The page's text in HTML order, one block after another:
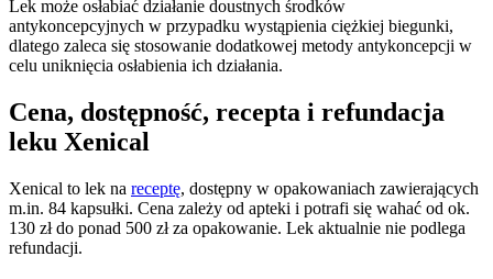
Lek może osłabiać działanie doustnych środków
antykoncepcyjnych w przypadku wystąpienia ciężkiej biegunki,
dlatego zaleca się stosowanie dodatkowej metody antykoncepcji w
celu uniknięcia osłabienia ich działania.
Cena, dostępność, recepta i refundacja
leku Xenical
Xenical to lek na receptę, dostępny w opakowaniach zawierających
m.in. 84 kapsułki. Cena zależy od apteki i potrafi się wahać od ok.
130 zł do ponad 500 zł za opakowanie. Lek aktualnie nie podlega
refundacji.